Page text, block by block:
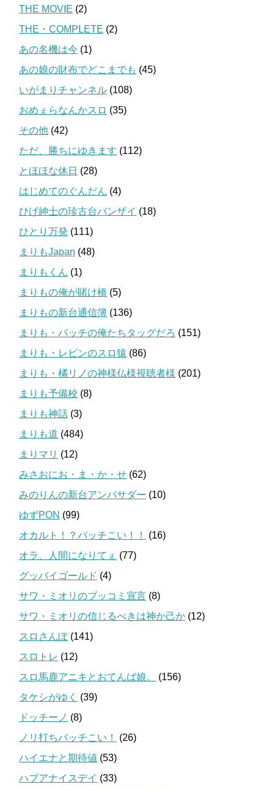
THE MOVIE (2)
THE・COMPLETE (2)
あの名機は今 (1)
あの娘の財布でどこまでも (45)
いがまりチャンネル (108)
おめぇらなんかスロ (35)
その他 (42)
ただ、勝ちにゆきます (112)
とほほな休日 (28)
はじめてのぐんだん (4)
ひげ紳士の珍古台バンザイ (18)
ひとり万発 (111)
まりもJapan (48)
まりもくん (1)
まりもの俺が賭け橋 (5)
まりもの新台通信簿 (136)
まりも・バッチの俺たちタッグだろ (151)
まりも・レビンのスロ猿 (86)
まりも・橘リノの神様仏様視聴者様 (201)
まりも予備校 (8)
まりも神話 (3)
まりも道 (484)
まりマリ (12)
みさおにお・ま・か・せ (62)
みのりんの新台アンバサダー (10)
ゆずPON (99)
オカルト！？バッチこい！！
(16)
オラ、人間になりてぇ (77)
グッバイゴールド (4)
サワ・ミオリのブッコミ宣言 (8)
サワ・ミオリの信じるべきは神か己か (12)
スロさんぽ(141)
スロトレ (12)
スロ馬鹿アニキとおてんば娘。
(156)
タケシがゆく
(39)
ドッチーノ (8)
ノリ打ちバッチこい！
(26)
ハイエナと期待値 (53)
ハブアナイスデイ (33)